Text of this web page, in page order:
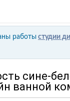
работы студии
сине-
ванной